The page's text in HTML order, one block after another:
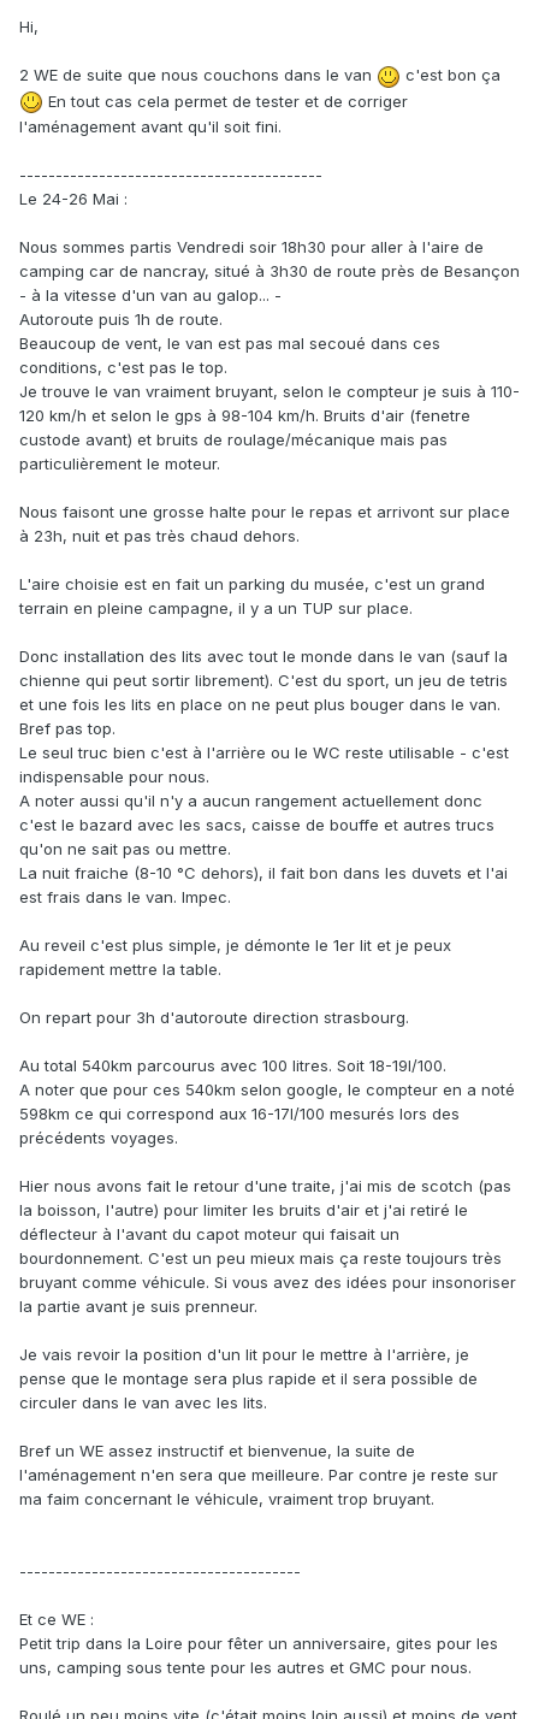
Hi,
2 WE de suite que nous couchons dans le van
c'est bon ça
En tout cas cela permet de tester et de corriger
l'aménagement avant qu'il soit fini.
------------------------------------------
Le 24-26 Mai :
Nous sommes partis Vendredi soir 18h30 pour aller à l'aire de
camping car de nancray, situé à 3h30 de route près de Besançon
- à la vitesse d'un van au galop... -
Autoroute puis 1h de route.
Beaucoup de vent, le van est pas mal secoué dans ces
conditions, c'est pas le top.
Je trouve le van vraiment bruyant, selon le compteur je suis à 110-
120 km/h et selon le gps à 98-104 km/h. Bruits d'air (fenetre
custode avant) et bruits de roulage/mécanique mais pas
particulièrement le moteur.
Nous faisont une grosse halte pour le repas et arrivont sur place
à 23h, nuit et pas très chaud dehors.
L'aire choisie est en fait un parking du musée, c'est un grand
terrain en pleine campagne, il y a un TUP sur place.
Donc installation des lits avec tout le monde dans le van (sauf la
chienne qui peut sortir librement). C'est du sport, un jeu de tetris
et une fois les lits en place on ne peut plus bouger dans le van.
Bref pas top.
Le seul truc bien c'est à l'arrière ou le WC reste utilisable - c'est
indispensable pour nous.
A noter aussi qu'il n'y a aucun rangement actuellement donc
c'est le bazard avec les sacs, caisse de bouffe et autres trucs
qu'on ne sait pas ou mettre.
La nuit fraiche (8-10 °C dehors), il fait bon dans les duvets et l'ai
est frais dans le van. Impec.
Au reveil c'est plus simple, je démonte le 1er lit et je peux
rapidement mettre la table.
On repart pour 3h d'autoroute direction strasbourg.
Au total 540km parcourus avec 100 litres. Soit 18-19l/100.
A noter que pour ces 540km selon google, le compteur en a noté
598km ce qui correspond aux 16-17l/100 mesurés lors des
précédents voyages.
Hier nous avons fait le retour d'une traite, j'ai mis de scotch (pas
la boisson, l'autre) pour limiter les bruits d'air et j'ai retiré le
déflecteur à l'avant du capot moteur qui faisait un
bourdonnement. C'est un peu mieux mais ça reste toujours très
bruyant comme véhicule. Si vous avez des idées pour insonoriser
la partie avant je suis prenneur.
Je vais revoir la position d'un lit pour le mettre à l'arrière, je
pense que le montage sera plus rapide et il sera possible de
circuler dans le van avec les lits.
Bref un WE assez instructif et bienvenue, la suite de
l'aménagement n'en sera que meilleure. Par contre je reste sur
ma faim concernant le véhicule, vraiment trop bruyant.
---------------------------------------
Et ce WE :
Petit trip dans la Loire pour fêter un anniversaire, gites pour les
uns, camping sous tente pour les autres et GMC pour nous.